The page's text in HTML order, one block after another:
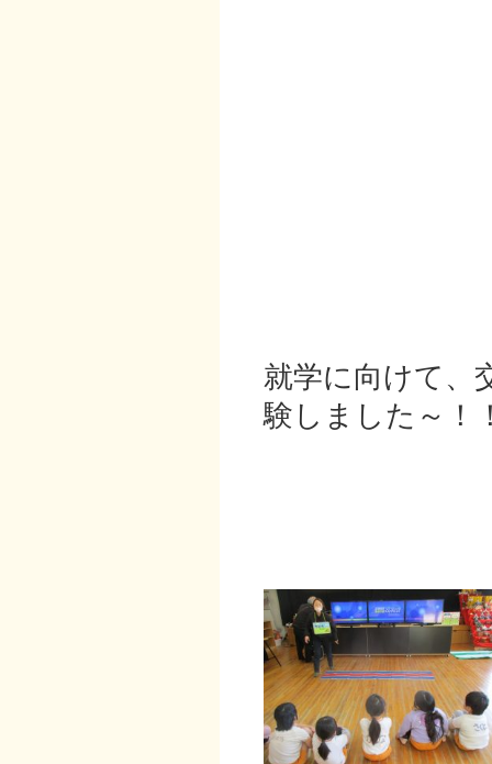
就学に向けて、
験しました～！